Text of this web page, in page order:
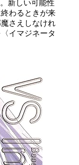
新しい可能性
わるときが来
さえしなけれ
イマジネータ